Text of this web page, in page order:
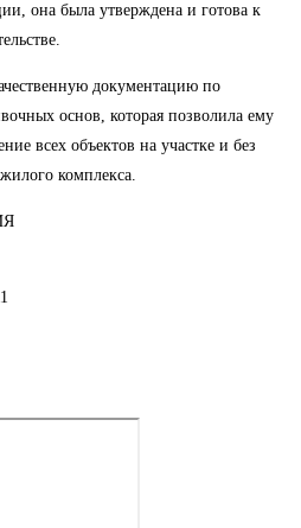
она была утверждена и готова к
документацию по
основ, которая позволила ему
всех объектов на участке и без
комплекса.